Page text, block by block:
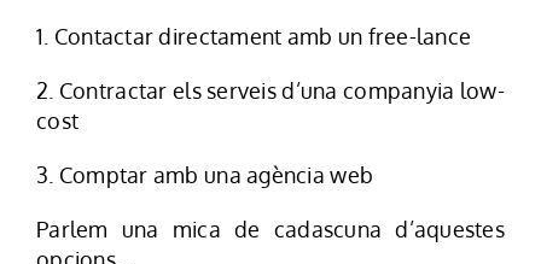
1. Contactar directament amb un free-lance
2. Contractar els serveis d’una companyia low-
cost
3. Comptar amb una agència web
Parlem una mica de cadascuna d’aquestes